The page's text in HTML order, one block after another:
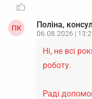
ПК Поліна,
06.08.2026 |
Ні, не всі
роботу.
Раді